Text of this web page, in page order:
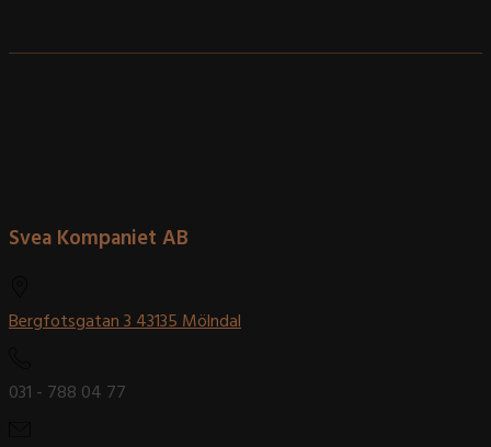
Svea Kompaniet AB
Bergfotsgatan 3 43135 Mölndal
031 - 788 04 77